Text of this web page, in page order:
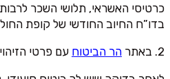
כרטיסי האשראי, תלושי השכר לרבות
בדו”ח החיוב החודשי של קופת
2. באתר
הר הביטוח עם פרטי